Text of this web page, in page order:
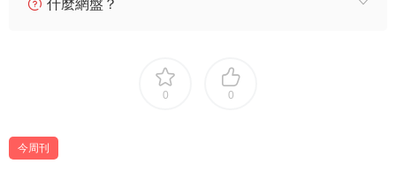
什麼網盤？
0 0
今周刊